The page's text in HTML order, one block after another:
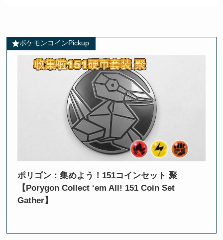
ポケモンコインPickup
ポリゴン：集めよう！151コインセット 聚
【Porygon Collect ‘em All! 151 Coin Set
Gather】